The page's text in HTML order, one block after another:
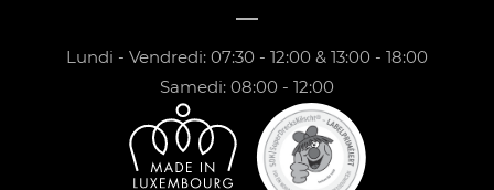
Lundi - Vendredi: 07:30 - 12:00 & 13:00 - 18:00
Samedi: 08:00 - 12:00